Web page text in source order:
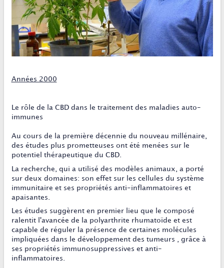
Années 2000
Le rôle de la CBD dans le traitement des maladies auto-
immunes
Au cours de la première décennie du nouveau millénaire,
des études plus prometteuses ont été menées sur le
potentiel thérapeutique du CBD.
La recherche, qui a utilisé des modèles animaux, a porté
sur deux domaines: son effet sur les cellules du système
immunitaire et ses propriétés anti-inflammatoires et
apaisantes.
Les études suggèrent en premier lieu que le composé
ralentit l'avancée de la polyarthrite rhumatoïde et est
capable de réguler la présence de certaines molécules
impliquées dans le développement des tumeurs , grâce à
ses propriétés immunosuppressives et anti-
inflammatoires.